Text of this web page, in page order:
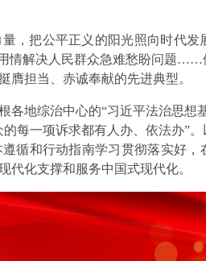
，把公平正义的阳光照向时代发
情解决人民群众急难愁盼问题
膺担当、赤诚奉献的先进典型。
各地综治中心的“习近平法治思想
每一项诉求都有人办、依法办”。
循和行动指南学习贯彻落实好，
代化支撑和服务中国式现代化。